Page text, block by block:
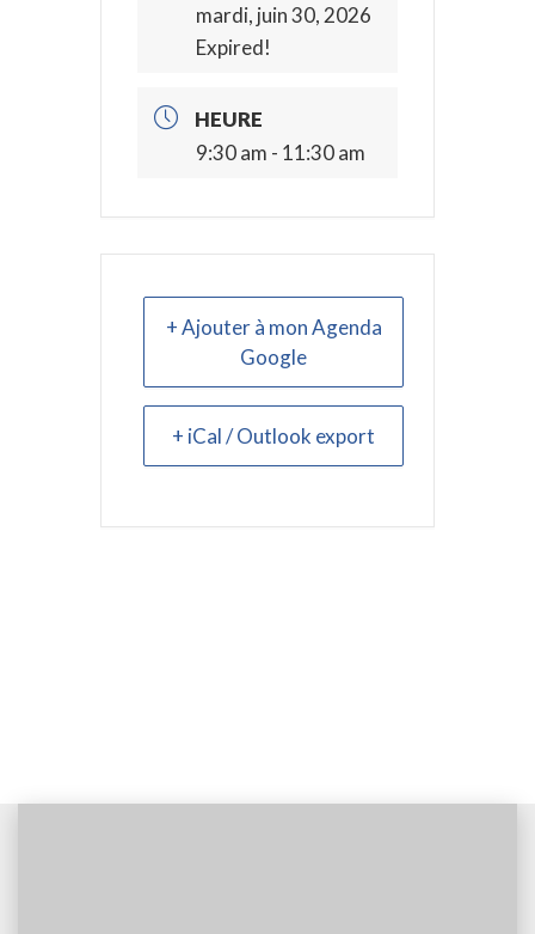
mardi, juin 30, 2026
Expired!
HEURE
9:30 am - 11:30 am
+ Ajouter à mon Agenda
Google
+ iCal / Outlook export